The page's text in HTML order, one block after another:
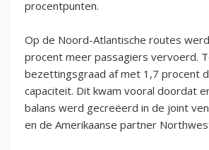
procentpunten.
Op de Noord-Atlantische routes
procent meer passagiers vervoerd.
bezettingsgraad af met 1,7 procent
capaciteit. Dit kwam vooral doordat
balans werd gecreëerd in de joint
en de Amerikaanse partner